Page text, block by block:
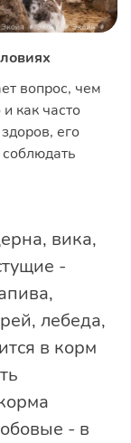
вопрос, чем
как часто
его
вика,
-
лебеда,
в корм
- в